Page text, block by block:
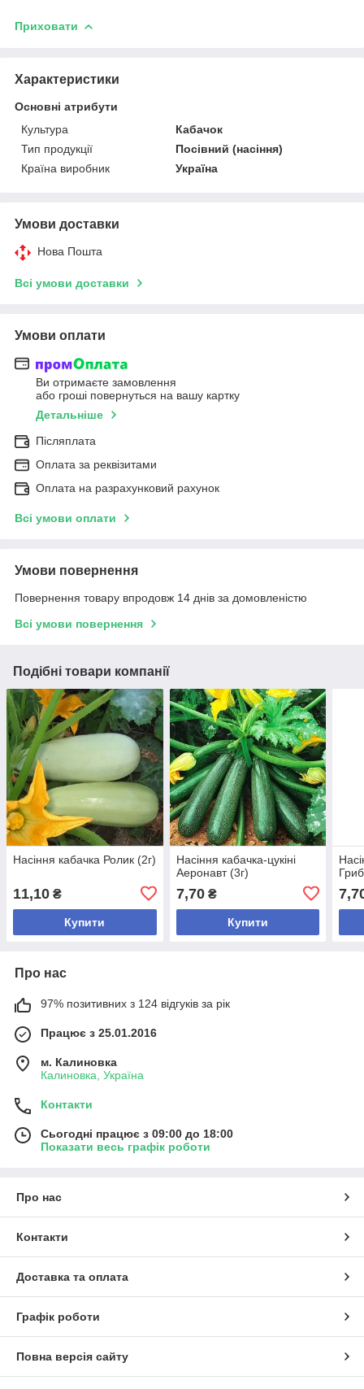
Приховати
Характеристики
Основні атрибути
Культура
Кабачок
Тип продукції
Посівний (насіння)
Країна виробник
Україна
Умови доставки
Нова Пошта
Всі умови доставки
Умови оплати
Ви отримаєте замовлення
або гроші повернуться на вашу картку
Детальніше
Післяплата
Оплата за реквізитами
Оплата на разрахунковий рахунок
Всі умови оплати
Умови повернення
Повернення товару впродовж 14 днів за домовленістю
Всі умови повернення
Подібні товари компанії
Насіння кабачка Ролик (2г)
11,10 ₴
Купити
Насіння кабачка-цукіні
Аеронавт (3г)
7,70₴
Купити
Про нас
97% позитивних з 124 відгуків за рік
Працює з 25.01.2016
м. Калиновка
Калиновка, Україна
Контакти
Сьогодні працює з 09:00 до 18:00
Показати весь графік роботи
Про нас
Контакти
Доставка та оплата
Графік роботи
Повна версія сайту